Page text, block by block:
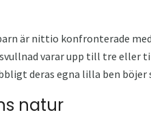
är nittio konfronterade
varar upp till tre eller
deras egna lilla ben
natur